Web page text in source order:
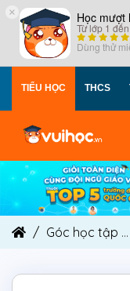
× Học mượt
Từ lớp 1
Dùng thử
TIỂU HỌC THCS
Góc học tập